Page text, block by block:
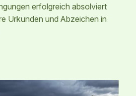
erfolgreich absolviert
Urkunden und Abzeichen in